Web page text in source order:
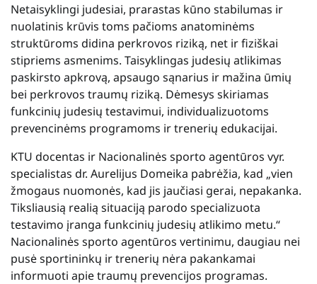
Netaisyklingi judesiai, prarastas kūno stabilumas ir
nuolatinis krūvis toms pačioms anatominėms
struktūroms didina perkrovos riziką, net ir fiziškai
stipriems asmenims. Taisyklingas judesių atlikimas
paskirsto apkrovą, apsaugo sąnarius ir mažina ūmių
bei perkrovos traumų riziką. Dėmesys skiriamas
funkcinių judesių testavimui, individualizuotoms
prevencinėms programoms ir trenerių edukacijai.
KTU docentas ir Nacionalinės sporto agentūros vyr.
specialistas dr. Aurelijus Domeika pabrėžia, kad „vien
žmogaus nuomonės, kad jis jaučiasi gerai, nepakanka.
Tiksliausią realią situaciją parodo specializuota
testavimo įranga funkcinių judesių atlikimo metu.“
Nacionalinės sporto agentūros vertinimu, daugiau nei
pusė sportininkų ir trenerių nėra pakankamai
informuoti apie traumų prevencijos programas.